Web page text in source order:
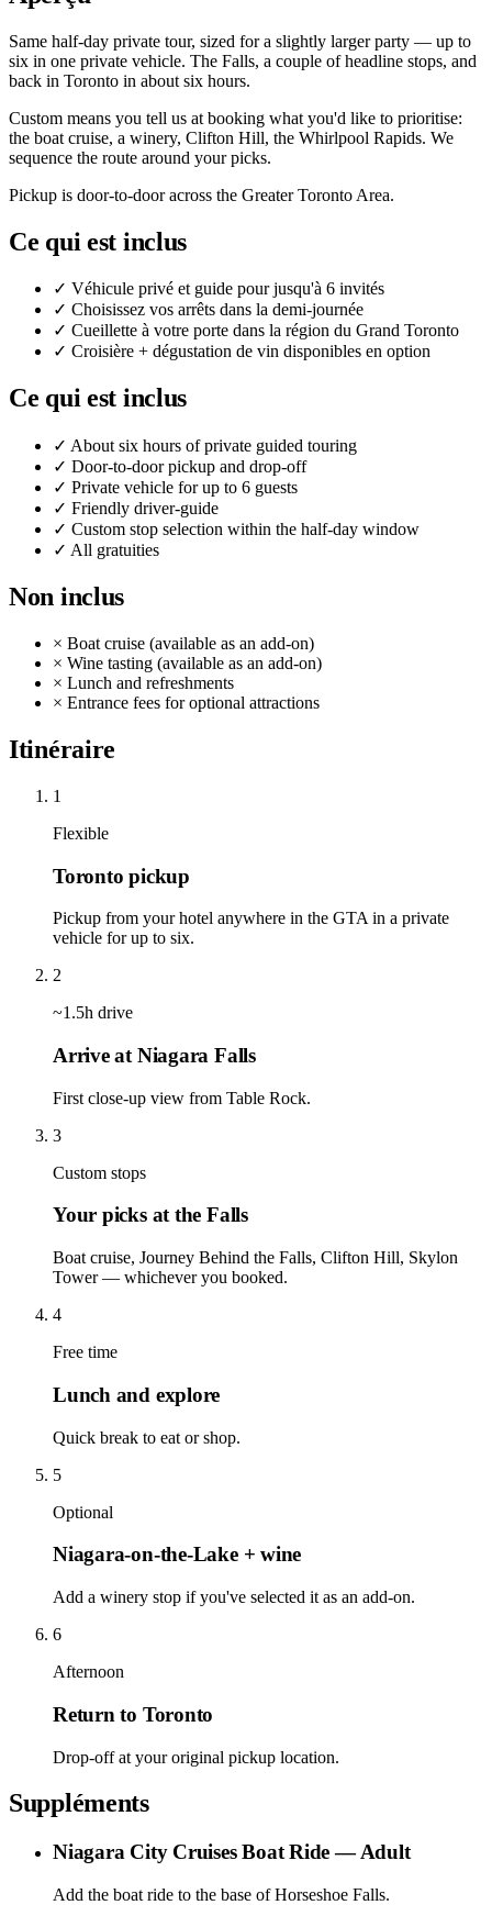
Same half-day private tour, sized for a slightly larger party — up to
six in one private vehicle. The Falls, a couple of headline stops, and
back in Toronto in about six hours.
Custom means you tell us at booking what you'd like to prioritise:
the boat cruise, a winery, Clifton Hill, the Whirlpool Rapids. We
sequence the route around your picks.
Pickup is door-to-door across the Greater Toronto Area.
Ce qui est inclus
✓ Véhicule privé et guide pour jusqu'à 6 invités
✓ Choisissez vos arrêts dans la demi-journée
✓ Cueillette à votre porte dans la région du Grand Toronto
✓ Croisière + dégustation de vin disponibles en option
Ce qui est inclus
✓ About six hours of private guided touring
✓ Door-to-door pickup and drop-off
✓ Private vehicle for up to 6 guests
✓ Friendly driver-guide
✓ Custom stop selection within the half-day window
✓ All gratuities
Non inclus
× Boat cruise (available as an add-on)
× Wine tasting (available as an add-on)
× Lunch and refreshments
× Entrance fees for optional attractions
Itinéraire
1
Flexible
Toronto pickup
Pickup from your hotel anywhere in the GTA in a private
vehicle for up to six.
2
~1.5h drive
Arrive at Niagara Falls
First close-up view from Table Rock.
3
Custom stops
Your picks at the Falls
Boat cruise, Journey Behind the Falls, Clifton Hill, Skylon
Tower — whichever you booked.
4
Free time
Lunch and explore
Quick break to eat or shop.
5
Optional
Niagara-on-the-Lake + wine
Add a winery stop if you've selected it as an add-on.
6
Afternoon
Return to Toronto
Drop-off at your original pickup location.
Suppléments
Niagara City Cruises Boat Ride — Adult
Add the boat ride to the base of Horseshoe Falls.